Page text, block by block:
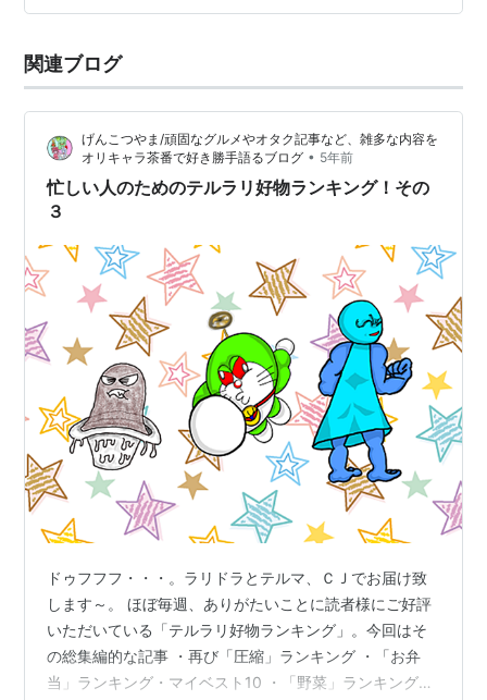
今回はスルー。 シンプルな豚玉を発注します📢 到着した
に住んでるけど お好み焼きとご飯の組み合わせ、個人的
にはあまりやらない。て…
関連ブログ
げんこつやま/頑固なグルメやオタク記事など、雑多な内容を
オリキャラ茶番で好き勝手語るブログ • 5年前
忙しい人のためのテルラリ好物ランキング！その
３
ドゥフフフ・・・。ラリドラとテルマ、ＣＪでお届け致
します～。 ほぼ毎週、ありがたいことに読者様にご好評
いただいている「テルラリ好物ランキング」。今回はそ
の総集編的な記事 ・再び「圧縮」ランキング ・「お弁
当」ランキング・マイベスト10 ・「野菜」ランキング・